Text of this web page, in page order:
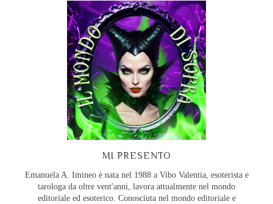
MI PRESENTO
Emanuela A. Imineo è nata nel 1988 a Vibo Valentia, esoterista e
tarologa da oltre vent'anni, lavora attualmente nel mondo
editoriale ed esoterico. Conosciuta nel mondo editoriale e